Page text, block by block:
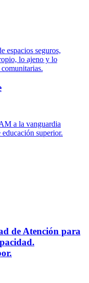
espacios seguros,
lo ajeno y lo
a la vanguardia
educación superior.
de Atención para